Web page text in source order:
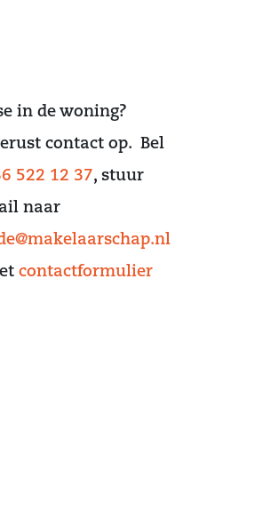
in de woning?
contact op. Bel
522 12 37, stuur
naar
contactformulier